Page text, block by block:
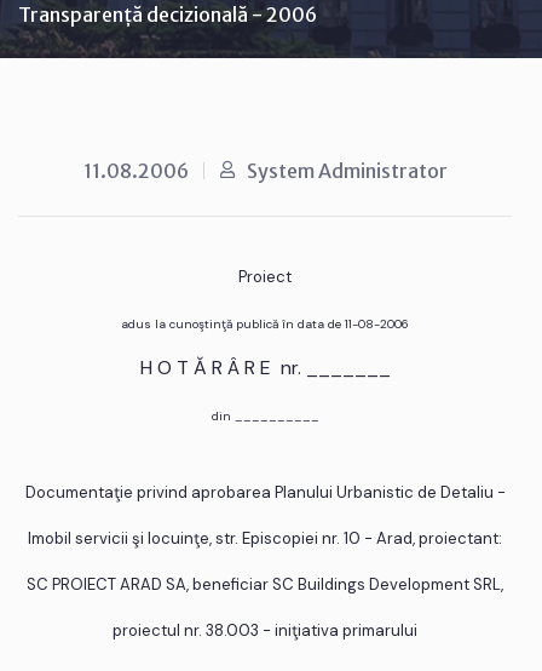
Transparență decizională - 2006
11.08.2006 System Administrator
Proiect
adus la cunoştinţă publică în data de 11-08-2006
H O T Ă R Â R E nr. _______
din __________
Documentaţie privind aprobarea Planului Urbanistic de Detaliu -
Imobil servicii şi locuinţe, str. Episcopiei nr. 10 - Arad, proiectant:
SC PROIECT ARAD SA, beneficiar SC Buildings Development SRL,
proiectul nr. 38.003 - iniţiativa primarului